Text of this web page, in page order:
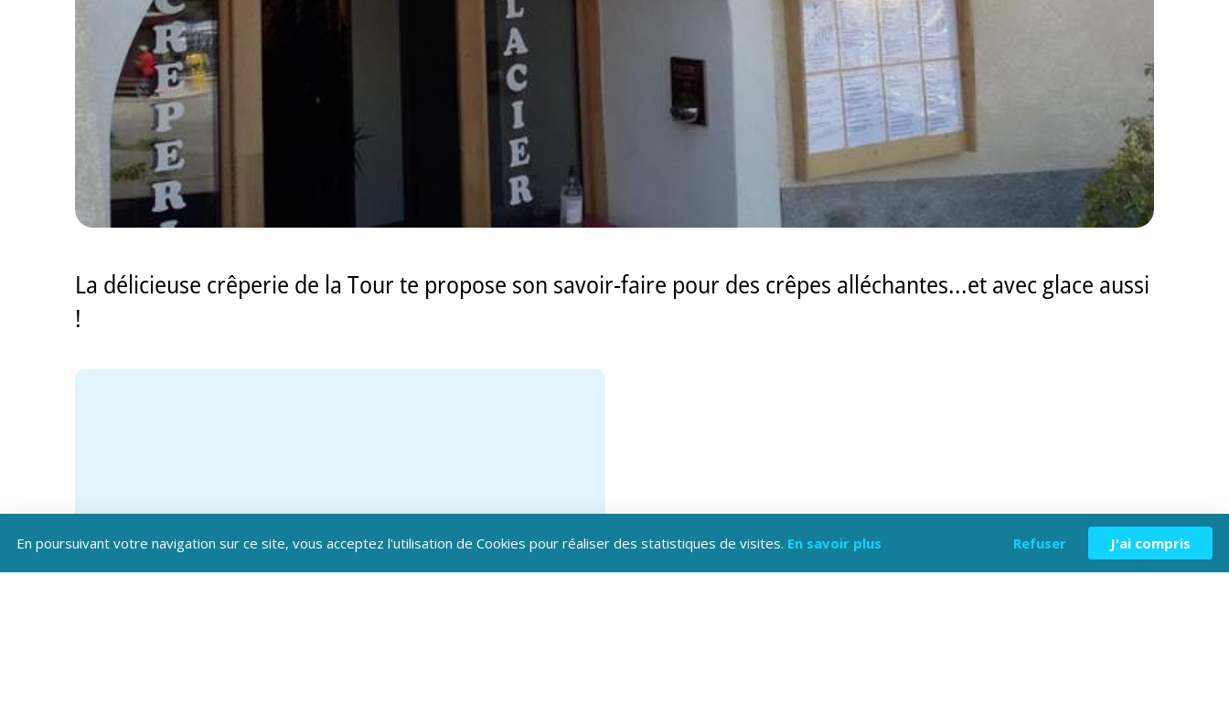
La délicieuse crêperie de la Tour te propose son savoir-faire pour des crêpes alléchantes...et avec glace aussi
!
En poursuivant votre navigation sur ce site, vous acceptez l'utilisation de Cookies pour réaliser des statistiques de visites. En savoir plus Refuser J'ai compris